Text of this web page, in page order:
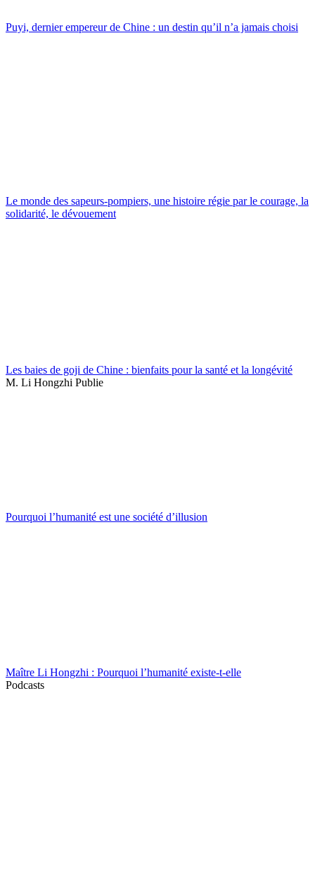
Puyi, dernier empereur de Chine : un destin qu’il n’a jamais choisi
Le monde des sapeurs-pompiers, une histoire régie par le courage, la
solidarité, le dévouement
Les baies de goji de Chine : bienfaits pour la santé et la longévité
M. Li Hongzhi Publie
Pourquoi l’humanité est une société d’illusion
Maître Li Hongzhi : Pourquoi l’humanité existe-t-elle
Podcasts